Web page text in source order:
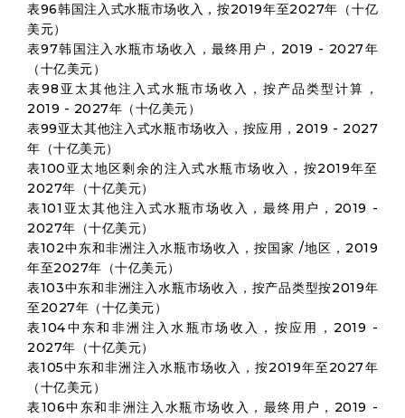
表96韩国注入式水瓶市场收入，按2019年至2027年（十亿
美元）
表97韩国注入水瓶市场收入，最终用户，2019 - 2027年
（十亿美元）
表98亚太其他注入式水瓶市场收入，按产品类型计算，
2019 - 2027年（十亿美元）
表99亚太其他注入式水瓶市场收入，按应用，2019 - 2027
年（十亿美元）
表100亚太地区剩余的注入式水瓶市场收入，按2019年至
2027年（十亿美元）
表101亚太其他注入式水瓶市场收入，最终用户，2019 -
2027年（十亿美元）
表102中东和非洲注入水瓶市场收入，按国家 /地区，2019
年至2027年（十亿美元）
表103中东和非洲注入水瓶市场收入，按产品类型按2019年
至2027年（十亿美元）
表104中东和非洲注入水瓶市场收入，按应用，2019 -
2027年（十亿美元）
表105中东和非洲注入水瓶市场收入，按2019年至2027年
（十亿美元）
表106中东和非洲注入水瓶市场收入，最终用户，2019 -